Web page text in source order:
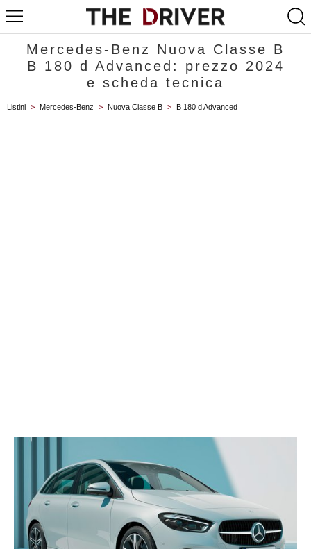
Mercedes-Benz Nuova Classe B
B 180 d Advanced: prezzo 2024
e scheda tecnica
Listini > Mercedes-Benz > Nuova Classe B > B 180 d Advanced